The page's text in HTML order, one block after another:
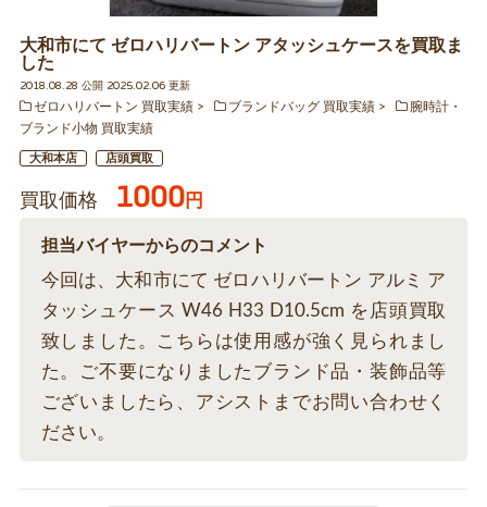
大和市にて ゼロハリバートン アタッシュケースを買取ま
した
2018.08.28 公開 2025.02.06 更新
ゼロハリバートン 買取実績
ブランドバッグ 買取実績
腕時計・
ブランド小物 買取実績
大和本店 店頭買取
買取価格 1000円
担当バイヤーからのコメント
今回は、大和市にて ゼロハリバートン アルミ ア
タッシュケース W46 H33 D10.5cm を店頭買取
致しました。こちらは使用感が強く見られまし
た。ご不要になりましたブランド品・装飾品等
ございましたら、アシストまでお問い合わせく
ださい。